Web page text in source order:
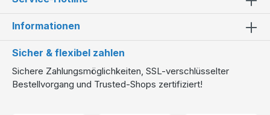
Informationen
Sicher & flexibel zahlen
Sichere Zahlungsmöglichkeiten, SSL-verschlüsselter
Bestellvorgang und Trusted-Shops zertifiziert!